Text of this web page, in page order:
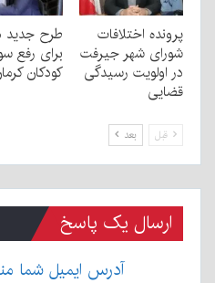
پرونده اختلافات
شورای شهر جیرفت
در اولویت رسیدگی
قضایی
طرح جدید
برای رفع
کودکان
قبل بعد
ارسال یک پاسخ
آدرس ایمیل شما